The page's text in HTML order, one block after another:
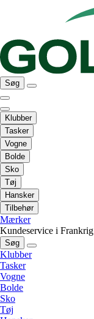
Søg
Klubber
Tasker
Vogne
Bolde
Sko
Tøj
Hansker
Tilbehør
Mærker
Kundeservice i Frankrig
Søg
Klubber
Tasker
Vogne
Bolde
Sko
Tøj